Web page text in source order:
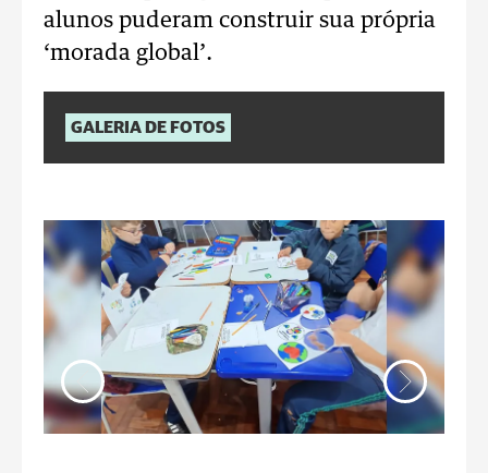
alunos puderam construir sua própria
‘morada global’.
GALERIA DE FOTOS